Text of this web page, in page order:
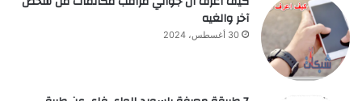
آخر والغيه
30 أغسطس، 2024